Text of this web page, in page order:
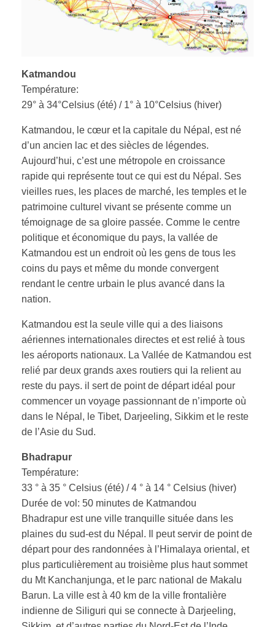
Katmandou
Température:
29° à 34°Celsius (été) / 1° à 10°Celsius (hiver)
Katmandou, le cœur et la capitale du Népal, est né
d’un ancien lac et des siècles de légendes.
Aujourd’hui, c’est une métropole en croissance
rapide qui représente tout ce qui est du Népal. Ses
vieilles rues, les places de marché, les temples et le
patrimoine culturel vivant se présente comme un
témoignage de sa gloire passée. Comme le centre
politique et économique du pays, la vallée de
Katmandou est un endroit où les gens de tous les
coins du pays et même du monde convergent
rendant le centre urbain le plus avancé dans la
nation.
Katmandou est la seule ville qui a des liaisons
aériennes internationales directes et est relié à tous
les aéroports nationaux. La Vallée de Katmandou est
relié par deux grands axes routiers qui la relient au
reste du pays. il sert de point de départ idéal pour
commencer un voyage passionnant de n’importe où
dans le Népal, le Tibet, Darjeeling, Sikkim et le reste
de l’Asie du Sud.
Bhadrapur
Température:
33 ° à 35 ° Celsius (été) / 4 ° à 14 ° Celsius (hiver)
Durée de vol: 50 minutes de Katmandou
Bhadrapur est une ville tranquille située dans les
plaines du sud-est du Népal. Il peut servir de point de
départ pour des randonnées à l’Himalaya oriental, et
plus particulièrement au troisième plus haut sommet
du Mt Kanchanjunga, et le parc national de Makalu
Barun. La ville est à 40 km de la ville frontalière
indienne de Siliguri qui se connecte à Darjeeling,